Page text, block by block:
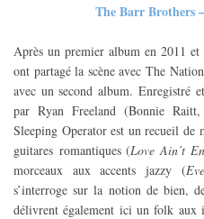
The Barr Brothers
Après un premier album en 2011
ont partagé la scène avec The
avec un second album. Enregistré
par Ryan Freeland (Bonnie
Sleeping Operator est un recueil de
guitares romantiques (Love Ain’t
morceaux aux accents jazzy (
s’interroge sur la notion de bien,
délivrent également ici un folk aux